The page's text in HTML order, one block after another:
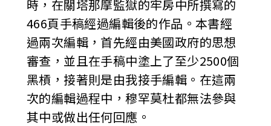
時，在關塔那摩監獄的牢房中所撰寫的
466頁手稿經過編輯後的作品。本書經
過兩次編輯，首先經由美國政府的思想
審查，並且在手稿中塗上了至少2500個
黑槓，接著則是由我接手編輯。在這兩
次的編輯過程中，穆罕莫杜都無法參與
其中或做出任何回應。